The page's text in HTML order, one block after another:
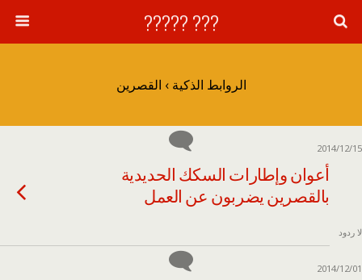
??? ?????
الروابط الذكية › القصرين
2014/12/15
أعوان وإطارات السكك الحديدية
بالقصرين يضربون عن العمل
لا ردود
2014/12/01